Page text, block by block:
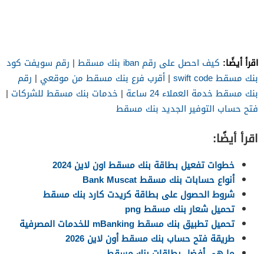
اقرأ أيضًا: كيف احصل على رقم iban بنك مسقط | رقم سويفت كود
بنك مسقط swift code
| أقرب فرع بنك مسقط من موقعي | رقم
بنك مسقط خدمة العملاء 24 ساعة
| خدمات بنك مسقط للشركات |
فتح حساب التوفير الجديد بنك مسقط
اقرأ أيضًا:
خطوات تفعيل بطاقة بنك مسقط اون لاين 2024
أنواع حسابات بنك مسقط Bank Muscat
شروط الحصول على بطاقة كريدت كارد بنك مسقط
تحميل شعار بنك مسقط png
تحميل تطبيق بنك مسقط mBanking للخدمات المصرفية
طريقة فتح حساب بنك مسقط أون لاين 2026